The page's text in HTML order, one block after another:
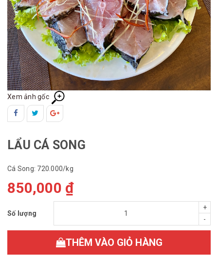
Xem ảnh gốc
LẨU CÁ SONG
Cá Song: 720.000/kg
850,000 ₫
Số lượng
-
+
THÊM VÀO GIỎ HÀNG